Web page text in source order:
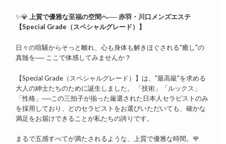
✨💎 上質で優雅な至福の空間へ──赤羽・川口メンズエステ
【Special Grade（スペシャルグレード）】
日々の喧騒からそっと離れ、心も身体も解きほぐされる"癒し"の
真髄を── ここで体感してみませんか？
【Special Grade（スペシャルグレード）】は、"最高級"を求める
大人の紳士たちのために誕生しました。 「技術」「ルックス」
「性格」──この三拍子が揃った厳選された日本人セラピストのみ
を採用しており、どのセラピストをお選びいただいても、確かな
満足をお届けできることが私たちの誇りです。
まるで五感すべてが満たされるような、上質で優雅な時間。🌹